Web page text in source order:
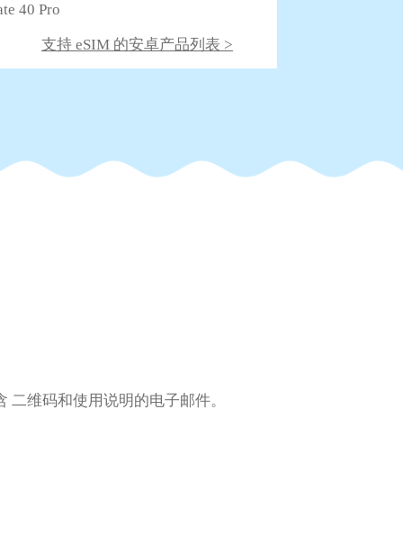
40 Pro
支持 eSIM 的安卓产品列表 >
维码和使用说明的电子邮件。